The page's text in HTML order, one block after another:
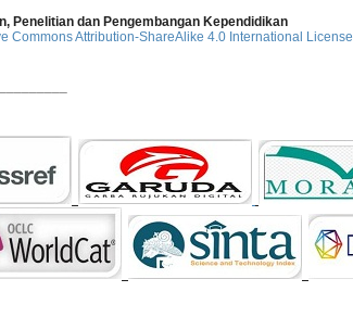
Penelitian dan Pengembangan Kependidikan
Commons Attribution-ShareAlike 4.0 International License